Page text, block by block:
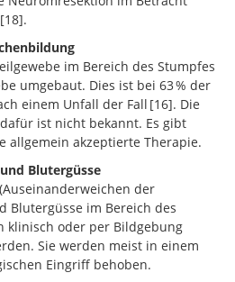
18
To Address Stump Neuromas.
.
im Bereich des Stumpfes
umgebaut. Dies ist bei 63 % der
einem Unfall der Fall 16
amputation. BJA Education.
. Die
ist nicht bekannt. Es gibt
allgemein akzeptierte Therapie.
Blutergüsse
der
Blutergüsse im Bereich des
klinisch oder per Bildgebung
Sie werden meist in einem
Eingriff behoben.